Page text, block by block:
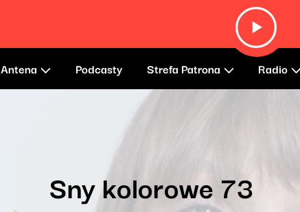
Antena Podcasty Strefa Patrona Radio
Sny kolorowe 73